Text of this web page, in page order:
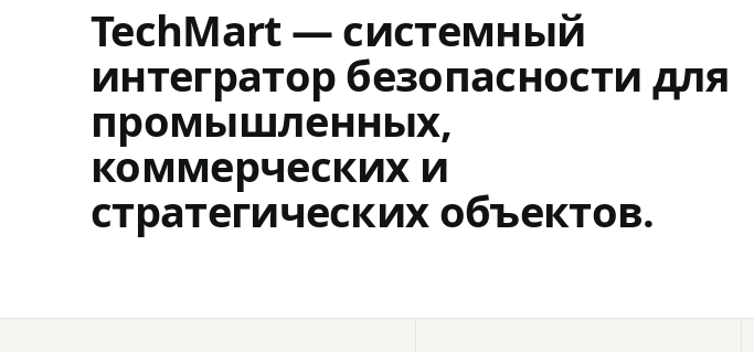
TechMart — системный
интегратор безопасности для
промышленных,
коммерческих и
стратегических объектов.